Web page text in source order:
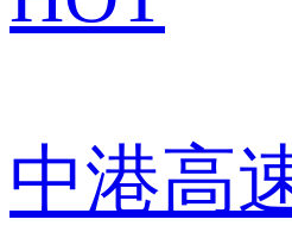
中港高